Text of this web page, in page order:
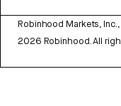
Robinhood Markets,
2026 Robinhood. All